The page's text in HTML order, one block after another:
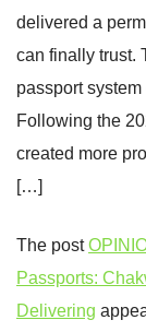
delivered a
can finally trust.
passport
Following the
created more
[…]
The post
Passports:
Delivering